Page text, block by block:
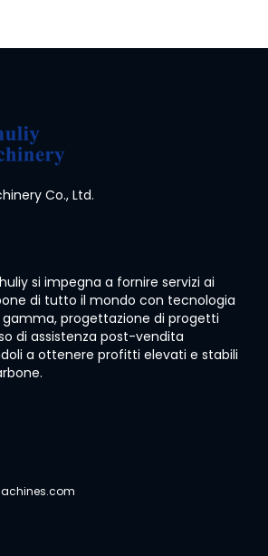
Co., Ltd.
si impegna a fornire servizi ai
di tutto il mondo con tecnologia
progettazione di progetti
di assistenza post-vendita
a ottenere profitti elevati e stabili